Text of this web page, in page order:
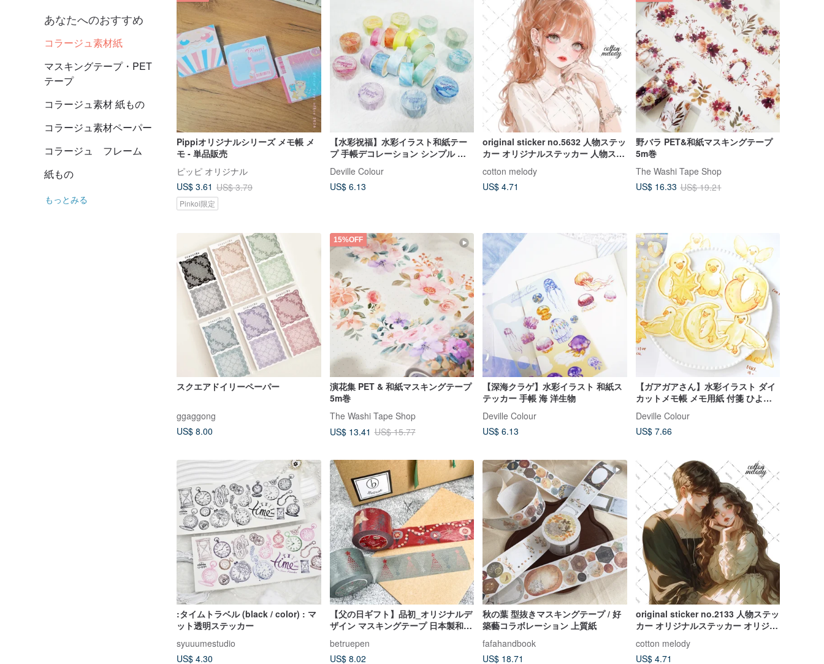
あなたへのおすすめ
コラージュ素材紙
マスキングテープ・PET
テープ
コラージュ素材 紙もの
コラージュ素材ペーパー
コラージュ フレーム
紙もの
もっとみる
Pippiオリジナルシリーズ メモ帳 メ
モ - 単品販売
ピッピ オリジナル
US$ 3.61 US$ 3.79
Pinkoi限定
【水彩祝福】水彩イラスト和紙テー
プ 手帳デコレーション シンプル 付
箋 コラージュ
Deville Colour
US$ 6.13
original sticker no.5632 人物ステッ
カー オリジナルステッカー 人物ステ
ッカー 女の子ステッカー オリジナル
人物ステッカー
cotton melody
US$ 4.71
野バラ PET&和紙マスキングテープ
5m巻
The Washi Tape Shop
US$ 16.33 US$ 19.21
スクエアドイリーペーパー
ggaggong
US$ 8.00
15%OFF
演花集 PET & 和紙マスキングテープ
5m巻
The Washi Tape Shop
US$ 13.41 US$ 15.77
【深海クラゲ】水彩イラスト 和紙ス
テッカー 手帳 海 洋生物
Deville Colour
US$ 6.13
【ガアガアさん】水彩イラスト ダイ
カットメモ帳 メモ用紙 付箋 ひよこ
アヒル かわいい
Deville Colour
US$ 7.66
:タイムトラベル (black / color) : マ
ット透明ステッカー
syuuumestudio
US$ 4.30
【父の日ギフト】品初_オリジナルデ
ザイン マスキングテープ 日本製和紙
betruepen
US$ 8.02
秋の葉 型抜きマスキングテープ / 好
築藝コラボレーション 上質紙
fafahandbook
US$ 18.71
original sticker no.2133 人物ステッ
カー オリジナルステッカー オリジナ
cotton melody
cotton melody
US$ 4.71